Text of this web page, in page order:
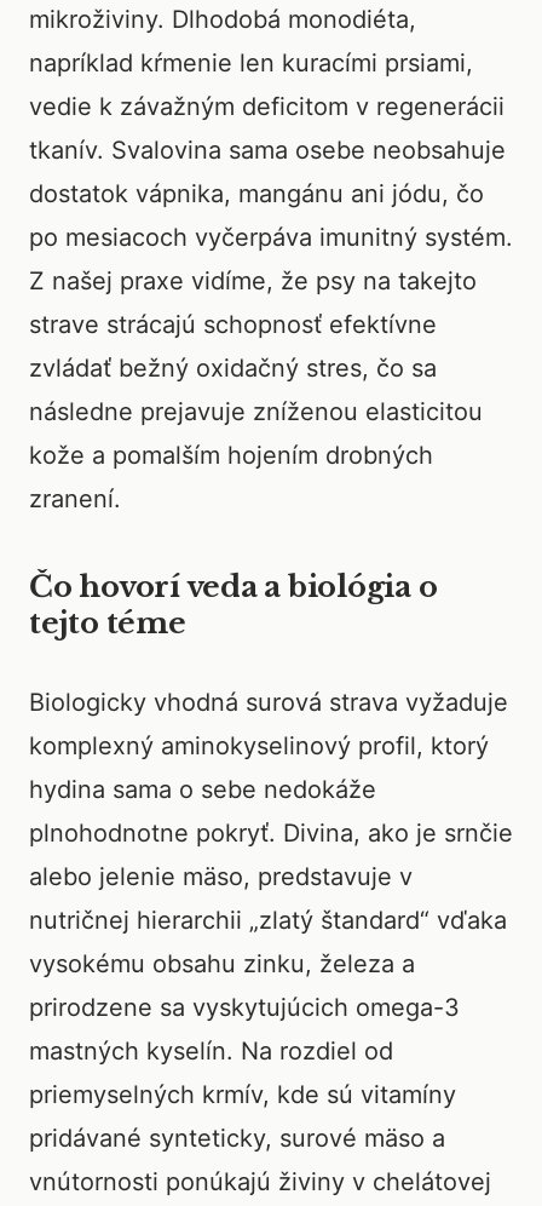
mikroživiny. Dlhodobá monodiéta,
napríklad kŕmenie len kuracími prsiami,
vedie k závažným deficitom v regenerácii
tkanív. Svalovina sama osebe neobsahuje
dostatok vápnika, mangánu ani jódu, čo
po mesiacoch vyčerpáva imunitný systém.
Z našej praxe vidíme, že psy na takejto
strave strácajú schopnosť efektívne
zvládať bežný oxidačný stres, čo sa
následne prejavuje zníženou elasticitou
kože a pomalším hojením drobných
zranení.
Čo hovorí veda a biológia o
tejto téme
Biologicky vhodná surová strava vyžaduje
komplexný aminokyselinový profil, ktorý
hydina sama o sebe nedokáže
plnohodnotne pokryť. Divina, ako je srnčie
alebo jelenie mäso, predstavuje v
nutričnej hierarchii „zlatý štandard“ vďaka
vysokému obsahu zinku, železa a
prirodzene sa vyskytujúcich omega-3
mastných kyselín. Na rozdiel od
priemyselných krmív, kde sú vitamíny
pridávané synteticky, surové mäso a
vnútornosti ponúkajú živiny v chelátovej